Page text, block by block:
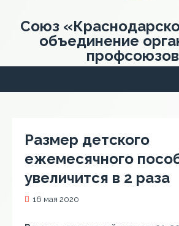
Союз
объединение
Размер детского
ежемесячного
увеличится в 2 раза
16 мая 2020